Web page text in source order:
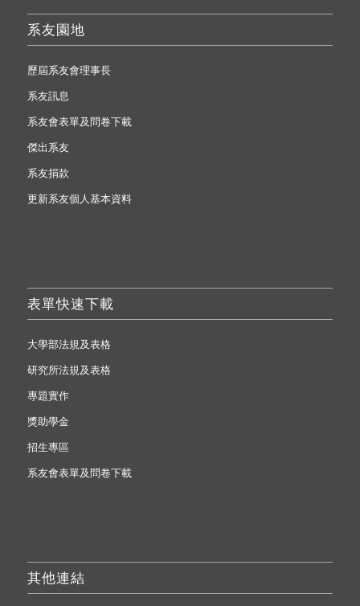
系友園地
歷屆系友會理事長
系友訊息
系友會表單及問卷下載
傑出系友
系友捐款
更新系友個人基本資料
表單快速下載
大學部法規及表格
研究所法規及表格
專題實作
獎助學金
招生專區
系友會表單及問卷下載
其他連結